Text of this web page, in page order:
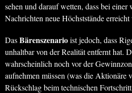
sehen und darauf wetten, dass bei
Nachrichten neue Höchststände erreicht
DasBärenszenarioist jedoch, dass
unhaltbar von der Realität entfernt hat.
wahrscheinlich noch vor der
aufnehmen müssen (was die Aktionäre
Rückschlag beim technischen